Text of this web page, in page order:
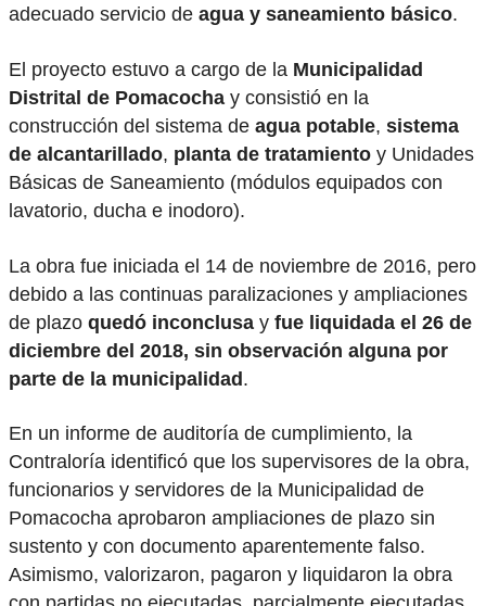
adecuado servicio de agua y saneamiento básico.
El proyecto estuvo a cargo de la Municipalidad
Distrital de Pomacocha y consistió en la
construcción del sistema de agua potable, sistema
de alcantarillado, planta de tratamiento y Unidades
Básicas de Saneamiento (módulos equipados con
lavatorio, ducha e inodoro).
La obra fue iniciada el 14 de noviembre de 2016, pero
debido a las continuas paralizaciones y ampliaciones
de plazo quedó inconclusa y fue liquidada el 26 de
diciembre del 2018, sin observación alguna por
parte de la municipalidad.
En un informe de auditoría de cumplimiento, la
Contraloría identificó que los supervisores de la obra,
funcionarios y servidores de la Municipalidad de
Pomacocha aprobaron ampliaciones de plazo sin
sustento y con documento aparentemente falso.
Asimismo, valorizaron, pagaron y liquidaron la obra